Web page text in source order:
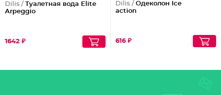
Dilis / Туалетная вода Elite
Arpeggio
1642 ₽
Dilis / Одеколон Ice
action
616 ₽